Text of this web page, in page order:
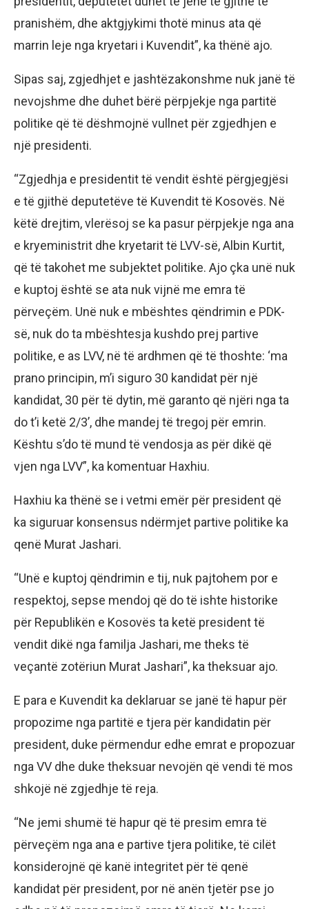
pranishëm, dhe aktgjykimi thotë minus ata që
marrin leje nga kryetari i Kuvendit”, ka thënë ajo.
Sipas saj, zgjedhjet e jashtëzakonshme nuk janë të
nevojshme dhe duhet bërë përpjekje nga partitë
politike që të dëshmojnë vullnet për zgjedhjen e
një presidenti.
“Zgjedhja e presidentit të vendit është përgjegjësi
e të gjithë deputetëve të Kuvendit të Kosovës. Në
këtë drejtim, vlerësoj se ka pasur përpjekje nga ana
e kryeministrit dhe kryetarit të LVV-së, Albin Kurtit,
që të takohet me subjektet politike. Ajo çka unë nuk
e kuptoj është se ata nuk vijnë me emra të
përveçëm. Unë nuk e mbështes qëndrimin e PDK-
së, nuk do ta mbështesja kushdo prej partive
politike, e as LVV, në të ardhmen që të thoshte: ‘ma
prano principin, m’i siguro 30 kandidat për një
kandidat, 30 për të dytin, më garanto që njëri nga ta
do t’i ketë 2/3’, dhe mandej të tregoj për emrin.
Kështu s’do të mund të vendosja as për dikë që
vjen nga LVV”, ka komentuar Haxhiu.
Haxhiu ka thënë se i vetmi emër për president që
ka siguruar konsensus ndërmjet partive politike ka
qenë Murat Jashari.
“Unë e kuptoj qëndrimin e tij, nuk pajtohem por e
respektoj, sepse mendoj që do të ishte historike
për Republikën e Kosovës ta ketë president të
vendit dikë nga familja Jashari, me theks të
veçantë zotëriun Murat Jashari”, ka theksuar ajo.
E para e Kuvendit ka deklaruar se janë të hapur për
propozime nga partitë e tjera për kandidatin për
president, duke përmendur edhe emrat e propozuar
nga VV dhe duke theksuar nevojën që vendi të mos
shkojë në zgjedhje të reja.
“Ne jemi shumë të hapur që të presim emra të
përveçëm nga ana e partive tjera politike, të cilët
konsiderojnë që kanë integritet për të qenë
kandidat për president, por në anën tjetër pse jo